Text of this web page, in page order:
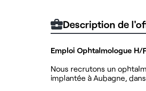
Description de
Emploi Ophtalmologue H/
Nous recrutons un
implantée à Aubagne,